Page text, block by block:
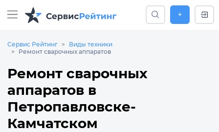
+
Сервис Рейтинг
Виды техники
Ремонт сварочных аппаратов
Ремонт сварочных
аппаратов в
Петропавловске-
Камчатском